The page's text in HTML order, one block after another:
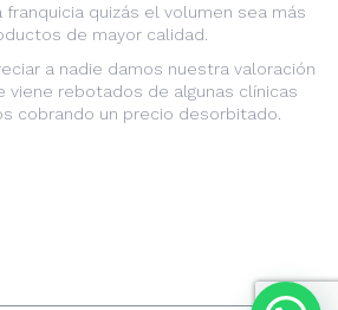
franquicia quizás el volumen sea más
de mayor calidad.
a nadie damos nuestra valoración
viene rebotados de algunas clínicas
cobrando un precio desorbitado.